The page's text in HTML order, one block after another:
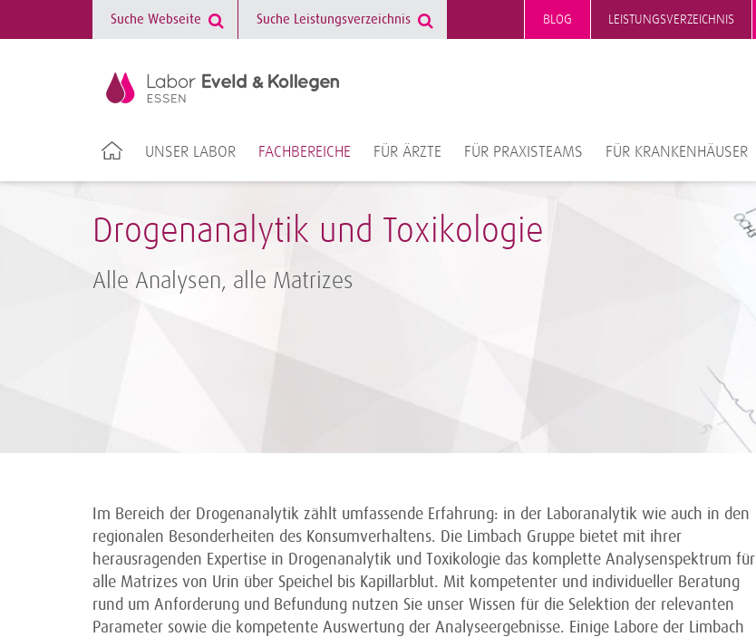
BLOG LEISTUNGSVERZEICHNIS
UNSER LABOR FACHBEREICHE FÜR ÄRZTE FÜR PRAXISTEAMS FÜR KRANKENHÄUSER
Drogenanalytik und Toxikologie
Alle Analysen, alle Matrizes
Im Bereich der Drogenanalytik zählt umfassende Erfahrung: in der Laboranalytik wie auch in den
regionalen Besonderheiten des Konsumverhaltens. Die Limbach Gruppe bietet mit ihrer
herausragenden Expertise in Drogenanalytik und Toxikologie das komplette Analysenspektrum für
alle Matrizes von Urin über Speichel bis Kapillarblut. Mit kompetenter und individueller Beratung
rund um Anforderung und Befundung nutzen Sie unser Wissen für die Selektion der relevanten
Parameter sowie die kompetente Auswertung der Analyseergebnisse. Einige Labore der Limbach